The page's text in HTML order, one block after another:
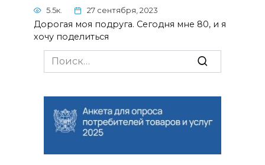
5.5к. 27 сентября, 2023
Дорогая моя подруга. Сегодня мне 80, и я
хочу поделиться
Search
for: